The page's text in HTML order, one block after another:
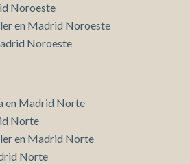
Noroeste
en Madrid Noroeste
Noroeste
en Madrid Norte
Norte
en Madrid Norte
Norte